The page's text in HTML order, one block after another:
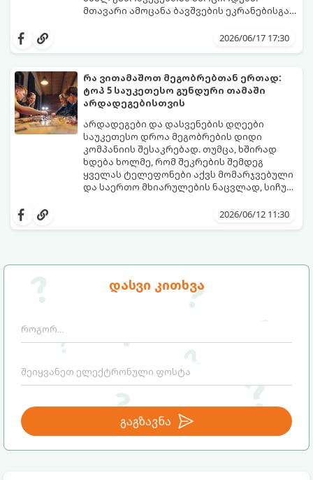
დასვი კითხვა
გაგზავნა
მთავარი ამოცანა ბავშვების ეკრანებისგან
მიმართვაა. მნიშვნელოვანია მათთვის
ჯანსაღი რუტინა დასვენების დღეებშიც
აუცილებელია.
მარკეტფლეისი საქართველოში,
დაგეხმარებათ. აქ ყველა ასაკისა და
ინტერესის მქონე ბავშვისთვის მოიძებნება
იდეალური გასართობი საშუალება.
2026/06/17 17:30
რა ვითამაშოთ მეგობრებთან ერთად:
ტოპ 5 საუკეთესო გუნდური თამაში
არდადეგებისთვის
არდადეგები და დასვენების დღეები
საუკეთესო დროა მეგობრების დიდი
კომპანიის შესაკრებად. თუმცა, ხშირად
ხდება ხოლმე, რომ შეკრების შემდეგ
ყველას ტელეფონები აქვს მომარჯვებული
და საერთო მხიარულების ნაცვლად, სიჩუმე
დასაღწევად და ნამდვილი, ცოცხალი
იუმორით სავსე აქტივობები მეგობრებს
თქვენს არდადეგებს ნამდვილ
2026/06/12 11:30